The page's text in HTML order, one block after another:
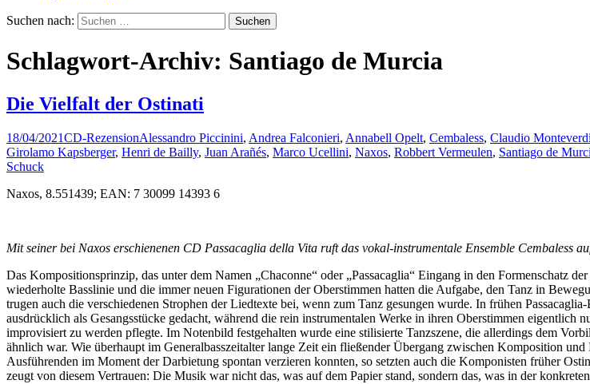
Suchen nach:
Schlagwort-Archiv: Santiago de Murcia
Die Vielfalt der Ostinati
18/04/2021CD-RezensionAlessandro Piccinini, Andrea Falconieri, Annabell Opelt, Cembaless, Claudio Monteverdi
Girolamo Kapsberger, Henri de Bailly, Juan Arañés, Marco Ucellini, Naxos, Robbert Vermeulen, Santiago de
Schuck
Naxos, 8.551439; EAN: 7 30099 14393 6
Mit seiner bei Naxos erschienenen CD Passacaglia della Vita ruft das vokal-instrumentale Ensemble Cembaless
Das Kompositionsprinzip, das unter dem Namen „Chaconne“ oder „Passacaglia“ Eingang in den Formenschatz
wiederholte Basslinie und die immer neuen Figurationen der Oberstimmen hatten die Aufgabe, den Tanz in
trugen auch die verschiedenen Strophen der Liedtexte bei, wenn zum Tanz gesungen wurde. In frühen
ausdrücklich als Gesangsstücke gedacht, während die rein instrumentalen Werke in ihren Oberstimmen
improvisiert zu werden pflegte. Im Notenbild festgehalten wurde eine stilisierte Tanzszene, die allerdings dem
ähnlich war. Wie überhaupt im Generalbasszeitalter lange Zeit ein fließender Übergang zwischen Komposition
Ausführenden im Moment der Darbietung spontan verzieren konnten, so setzten auch die Komponisten früher
zeugt von diesem Vertrauen: Die Musik war nicht das, was auf dem Papier stand, sondern das, was in der